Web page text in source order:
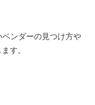
ンダーの見つけ方や
す。